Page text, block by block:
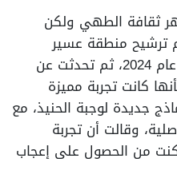
ثقافة الطهي ولكن
ترشيح منطقة عسير
كمنطقة الطهي عالمياً خلال عام 2024، ثم تحدثت عن
كانت تجربة مميزة
حيث تم تقديم 3 نماذج جديدة لوجبة الحنيذ، مع
وقالت أن تجربة
من الحصول على إعجاب